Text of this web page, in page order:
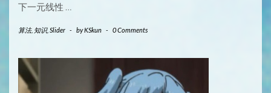
下一元线性 …
算法, 知识, Slider - byKSkun - 0 Comments